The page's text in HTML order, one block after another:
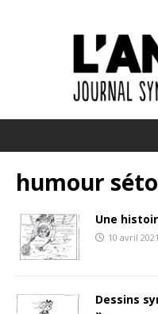
humour
Une
10 avril 2021
Dessins